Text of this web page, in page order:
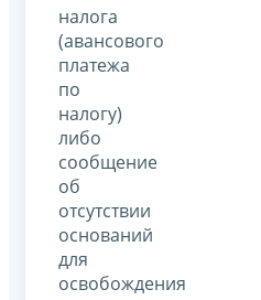
налога
(авансового
платежа
по
налогу)
либо
сообщение
об
отсутствии
оснований
для
освобождения